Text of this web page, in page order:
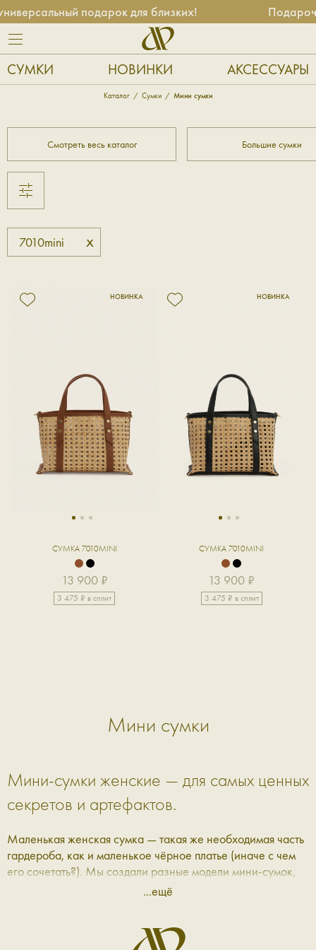
подарок для близких!
СУМКИ НОВИНКИ АКСЕССУАРЫ
Каталог Сумки Мини сумки
Смотреть весь каталог Большие сумки
7010mini x
1 2 3
СУМКА 7010MINI
13 900 ₽
3 475 ₽ в сплит
1 2 3
СУМКА 7010MINI
13 900 ₽
3 475 ₽ в сплит
Мини сумки
Мини-сумки женские — для самых ценных
секретов и артефактов.
Маленькая женская сумка — такая же необходимая часть
гардероба, как и маленькое чёрное платье (иначе с чем
его сочетать?). Мы создали разные модели мини-сумок,
которые вошли в каталог Aprell.
Маленькие женские сумки — для
...ещё